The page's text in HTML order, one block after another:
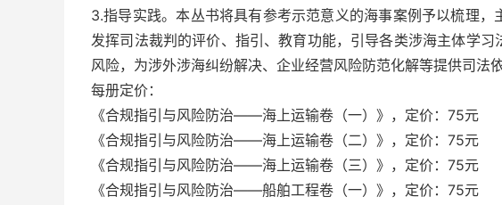
3.指导实践。本丛书将具有参考示范意义的海事案例予以梳理
发挥司法裁判的评价、指引、教育功能，引导各类涉海主体学
风险，为涉外涉海纠纷解决、企业经营风险防范化解等提供司法依
每册定价：
《合规指引与风险防治——海上运输卷（一）》，定价：75元
《合规指引与风险防治——海上运输卷（二）》，定价：75元
《合规指引与风险防治——海上运输卷（三）》，定价：75元
《合规指引与风险防治——船舶工程卷（一）》，定价：75元